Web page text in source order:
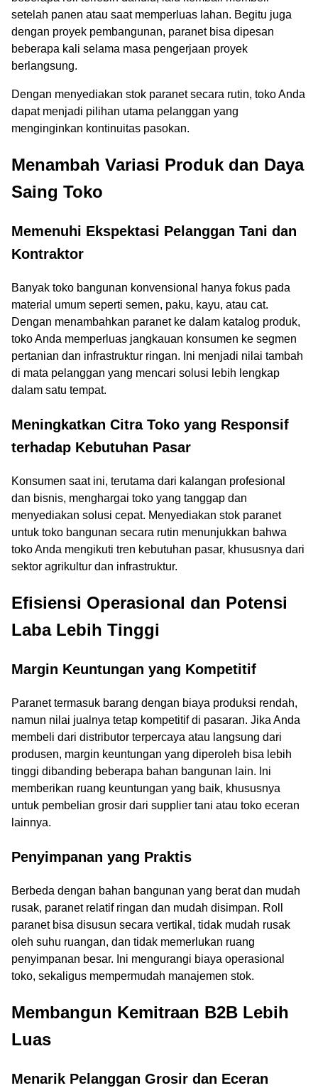
setelah panen atau saat memperluas lahan. Begitu juga
dengan proyek pembangunan, paranet bisa dipesan
beberapa kali selama masa pengerjaan proyek
berlangsung.
Dengan menyediakan stok paranet secara rutin, toko Anda
dapat menjadi pilihan utama pelanggan yang
menginginkan kontinuitas pasokan.
Menambah Variasi Produk dan Daya
Saing Toko
Memenuhi Ekspektasi Pelanggan Tani dan
Kontraktor
Banyak toko bangunan konvensional hanya fokus pada
material umum seperti semen, paku, kayu, atau cat.
Dengan menambahkan paranet ke dalam katalog produk,
toko Anda memperluas jangkauan konsumen ke segmen
pertanian dan infrastruktur ringan. Ini menjadi nilai tambah
di mata pelanggan yang mencari solusi lebih lengkap
dalam satu tempat.
Meningkatkan Citra Toko yang Responsif
terhadap Kebutuhan Pasar
Konsumen saat ini, terutama dari kalangan profesional
dan bisnis, menghargai toko yang tanggap dan
menyediakan solusi cepat. Menyediakan stok paranet
untuk toko bangunan secara rutin menunjukkan bahwa
toko Anda mengikuti tren kebutuhan pasar, khususnya dari
sektor agrikultur dan infrastruktur.
Efisiensi Operasional dan Potensi
Laba Lebih Tinggi
Margin Keuntungan yang Kompetitif
Paranet termasuk barang dengan biaya produksi rendah,
namun nilai jualnya tetap kompetitif di pasaran. Jika Anda
membeli dari distributor terpercaya atau langsung dari
produsen, margin keuntungan yang diperoleh bisa lebih
tinggi dibanding beberapa bahan bangunan lain. Ini
memberikan ruang keuntungan yang baik, khususnya
untuk pembelian grosir dari supplier tani atau toko eceran
lainnya.
Penyimpanan yang Praktis
Berbeda dengan bahan bangunan yang berat dan mudah
rusak, paranet relatif ringan dan mudah disimpan. Roll
paranet bisa disusun secara vertikal, tidak mudah rusak
oleh suhu ruangan, dan tidak memerlukan ruang
penyimpanan besar. Ini mengurangi biaya operasional
toko, sekaligus mempermudah manajemen stok.
Membangun Kemitraan B2B Lebih
Luas
Menarik Pelanggan Grosir dan Eceran